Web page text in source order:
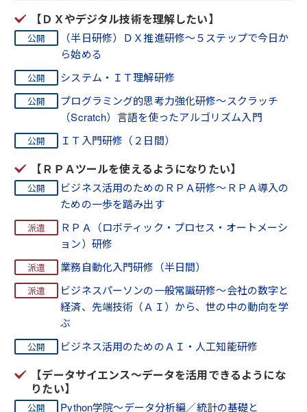
【ＤＸやデジタル技術を理解したい】
（半日研修）ＤＸ推進研修～５ステップで今日か
ら始める
システム・ＩＴ理解研修
プログラミング的思考力強化研修～スクラッチ
（Scratch）言語を使ったアルゴリズム入門
ＩＴ入門研修（２日間）
【ＲＰＡツールを使えるようになりたい】
ビジネス活用のためのＲＰＡ研修～ＲＰＡ導入の
ための一歩を踏み出す
ＲＰＡ（ロボティック・プロセス・オートメーシ
ョン）研修
業務自動化入門研修（半日間）
ビジネスパーソンの一般常識研修～会社の数字と
経済、先端技術（ＡＩ）から、世の中の動向を学
ぶ
ビジネス活用のためのＡＩ・人工知能研修
【データサイエンス～データを活用できるようにな
りたい】
Python学院～データ分析編／統計の基礎と